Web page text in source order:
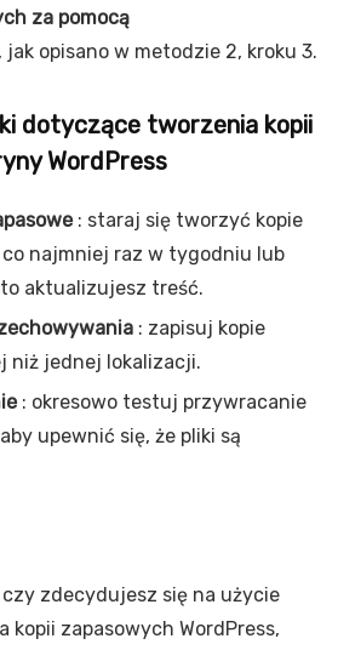
za pomocą
jak opisano w metodzie 2, kroku 3.
dotyczące tworzenia kopii
WordPress
: staraj się tworzyć kopie
najmniej raz w tygodniu lub
aktualizujesz treść.
: zapisuj kopie
niż jednej lokalizacji.
: okresowo testuj przywracanie
upewnić się, że pliki są
zdecydujesz się na użycie
zapasowych WordPress,